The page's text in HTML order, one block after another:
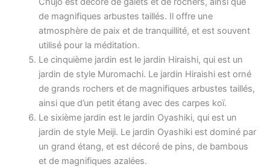
de magnifiques arbustes taillés. Il offre une
atmosphère de paix et de tranquillité, et est souvent
utilisé pour la méditation.
Le cinquième jardin est le jardin Hiraishi, qui est un
jardin de style Muromachi. Le jardin Hiraishi est orné
de grands rochers et de magnifiques arbustes taillés,
ainsi que d’un petit étang avec des carpes koï.
Le sixième jardin est le jardin Oyashiki, qui est un
jardin de style Meiji. Le jardin Oyashiki est dominé par
un grand étang, et est décoré de pins, de bambous
et de magnifiques azalées.